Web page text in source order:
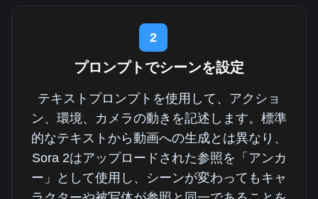
2
プロンプトでシーンを設定
テキストプロンプトを使用して、アクショ
ン、環境、カメラの動きを記述します。標準
的なテキストから動画への生成とは異なり、
Sora 2はアップロードされた参照を「アンカ
ー」として使用し、シーンが変わってもキャ